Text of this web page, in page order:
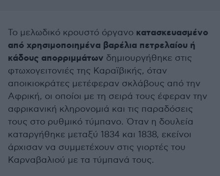
Το μελωδικό κρουστό όργανο κατασκευασμένο
από χρησιμοποιημένα βαρέλια πετρελαίου ή
κάδους απορριμμάτων δημιουργήθηκε στις
φτωχογειτονιές της Καραϊβικής, όταν
αποικιοκράτες μετέφεραν σκλάβους από την
Αφρική, οι οποίοι με τη σειρά τους έφεραν την
αφρικανική κληρονομιά και τις παραδόσεις
τους στο ρυθμικό τύμπανο. Όταν η δουλεία
καταργήθηκε μεταξύ 1834 και 1838, εκείνοι
άρχισαν να συμμετέχουν στις γιορτές του
Καρναβαλιού με τα τύμπανά τους.